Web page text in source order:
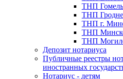
ТНП
ТНП
ТНП г.
ТНП
ТНП
Депозит нотариуса
Публичные реестры
иностранных
Нотариус - детям